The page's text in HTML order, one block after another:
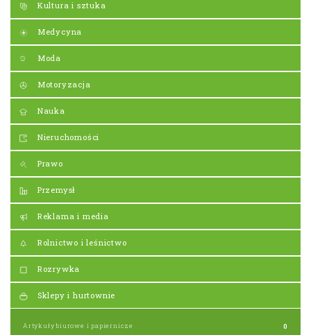
Kultura i sztuka
Medycyna
Moda
Motoryzacja
Nauka
Nieruchomości
Prawo
Przemysł
Reklama i media
Rolnictwo i leśnictwo
Rozrywka
Sklepy i hurtownie
Artykuły biurowe i papiernicze 0